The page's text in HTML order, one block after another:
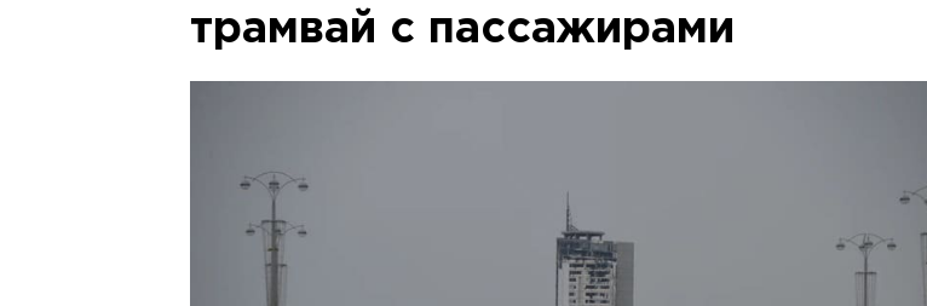
трамвай с пассажирами